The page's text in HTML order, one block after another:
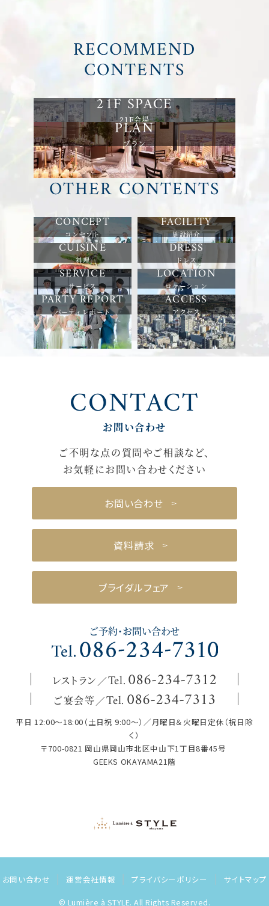
RECOMMEND
CONTENTS
21F会場
プラン
OTHER CONTENTS
コンセプト 施設紹介
料理 ドレス
サービス ロケーション
パーティレポート アクセス
CONTACT
お問い合わせ
ご不明な点の質問やご相談など、
お気軽にお問い合わせください
お問い合わせ
資料請求
ブライダルフェア
ご予約・お問い合わせ
レストラン Tel. 086-234-7312
ご宴会等 Tel. 086-234-7313
平日 12:00～18:00（土日祝 9:00～）／月曜日＆火曜日定休（祝日除
く）
〒700-0821 岡山県岡山市北区中山下1丁目8番45号
GEEKS OKAYAMA21階
お問い合わせ 運営会社情報 プライバシーポリシー
サイトマップ
© Lumière à STYLE. All Rights Reserved.